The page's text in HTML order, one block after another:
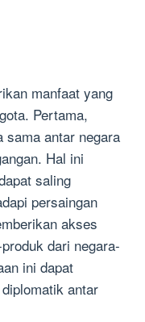
manfaat yang
Pertama,
sama antar negara
Hal ini
saling
persaingan
akses
dari negara-
ini dapat
antar